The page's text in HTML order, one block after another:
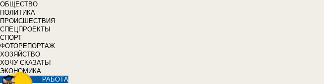
ОБЩЕСТВО
ПОЛИТИКА
ПРОИСШЕСТВИЯ
СПЕЦПРОЕКТЫ
СПОРТ
ФОТОРЕПОРТАЖ
ХОЗЯЙСТВО
ХОЧУ СКАЗАТЬ!
ЭКОНОМИКА
РАБОТА